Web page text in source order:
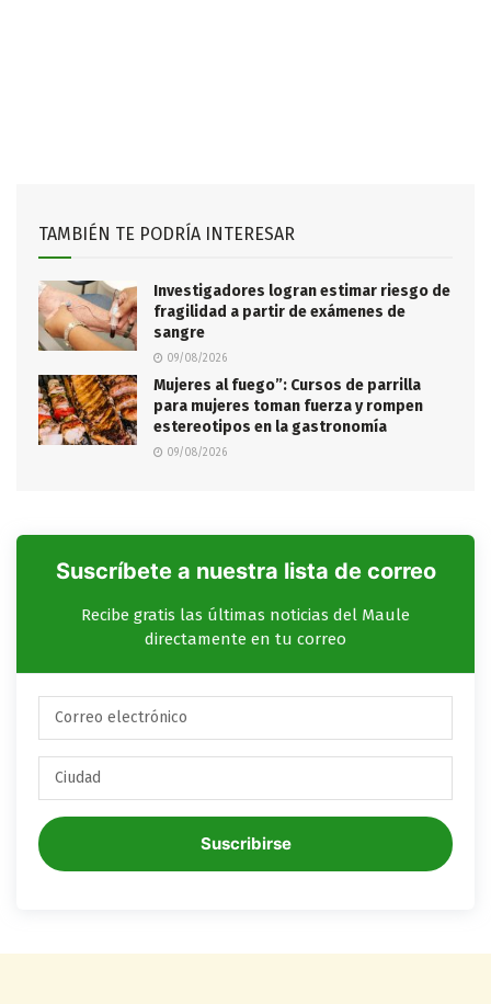
TAMBIÉN TE PODRÍA INTERESAR
Investigadores logran estimar riesgo de
fragilidad a partir de exámenes de
sangre
09/08/2026
Mujeres al fuego”: Cursos de parrilla
para mujeres toman fuerza y rompen
estereotipos en la gastronomía
09/08/2026
Suscríbete a nuestra lista de correo
Recibe gratis las últimas noticias del Maule
directamente en tu correo
Suscribirse